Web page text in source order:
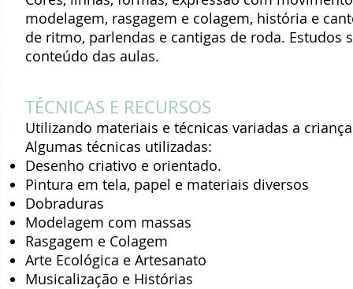
modelagem, rasgagem e colagem, história e
de ritmo, parlendas e cantigas de roda.
conteúdo das aulas.
TÉCNICAS E RECURSOS
Utilizando materiais e técnicas variadas a
Algumas técnicas utilizadas:
Desenho criativo e orientado.
Pintura em tela, papel e materiais diversos
Dobraduras
Modelagem com massas
Rasgagem e Colagem
Arte Ecológica e Artesanato
Musicalização e Histórias